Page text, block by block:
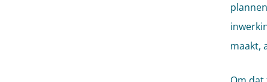
maakt,